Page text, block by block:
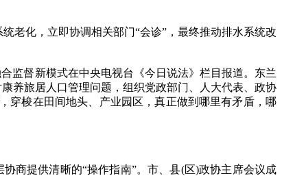
老化，立即协调相关部门“会诊”，最终推动排水系统改
监督新模式在中央电视台《今日说法》栏目报道。东兰
养旅居人口管理问题，组织党政部门、人大代表、政协
穿梭在田间地头、产业园区，真正做到哪里有矛盾，哪
商提供清晰的“操作指南”。市、县(区)政协主席会议成